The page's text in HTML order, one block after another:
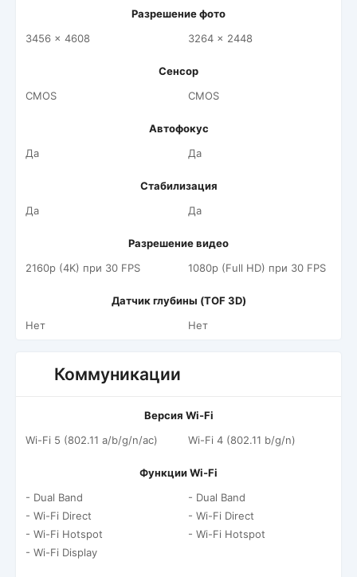
Разрешение фото
3456 x 4608
3264 x 2448
Сенсор
CMOS
CMOS
Автофокус
Да
Да
Стабилизация
Да
Да
Разрешение видео
2160p (4K) при 30 FPS
1080p (Full HD) при 30 FPS
Датчик глубины (TOF 3D)
Нет
Нет
Коммуникации
Версия Wi-Fi
Wi-Fi 5 (802.11 a/b/g/n/ac)
Wi-Fi 4 (802.11 b/g/n)
Функции Wi-Fi
- Dual Band
- Wi-Fi Direct
- Wi-Fi Hotspot
- Wi-Fi Display
- Dual Band
- Wi-Fi Direct
- Wi-Fi Hotspot